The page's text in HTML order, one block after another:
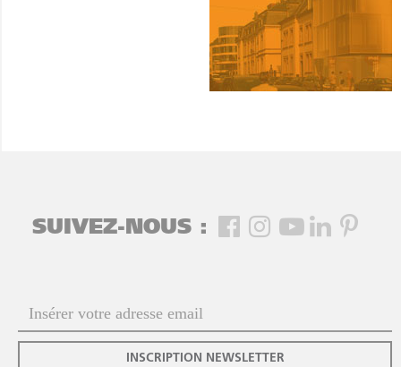
SUIVEZ-NOUS :
INSCRIPTION NEWSLETTER